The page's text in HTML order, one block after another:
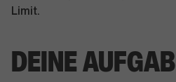
Limit.
DEINE